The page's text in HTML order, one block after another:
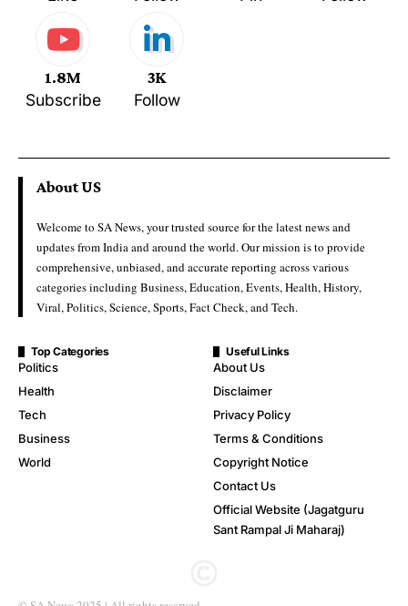
1.8M
Subscribe
3K
Follow
About US
Welcome to SA News, your trusted source for the latest news and
updates from India and around the world. Our mission is to provide
comprehensive, unbiased, and accurate reporting across various
categories including Business, Education, Events, Health, History,
Viral, Politics, Science, Sports, Fact Check, and Tech.
Top Categories
Politics
Health
Tech
Business
World
Useful Links
About Us
Disclaimer
Privacy Policy
Terms & Conditions
Copyright Notice
Contact Us
Official Website (Jagatguru
Sant Rampal Ji Maharaj)